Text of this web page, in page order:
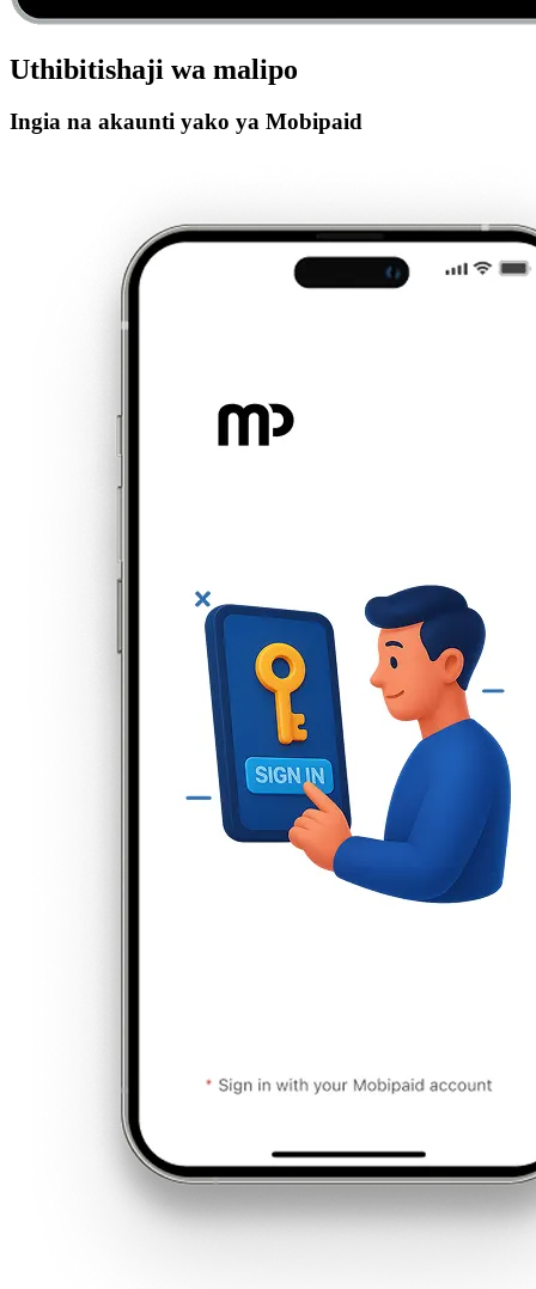
Uthibitishaji wa malipo
Ingia na akaunti yako ya Mobipaid